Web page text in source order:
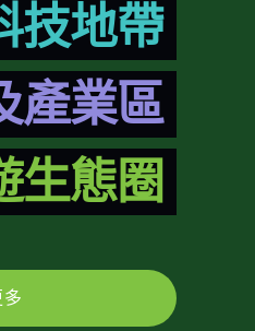
技地帶
產業區
生態圈